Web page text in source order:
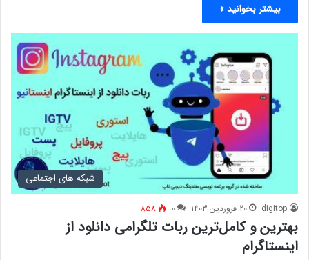
بیشتر بخوانید »
شبکه های اجتماعی
digitop 20 فروردین 1403 0
858
بهترین و کامل‌ترین ربات تلگرامی دانلود از
اینستاگرام